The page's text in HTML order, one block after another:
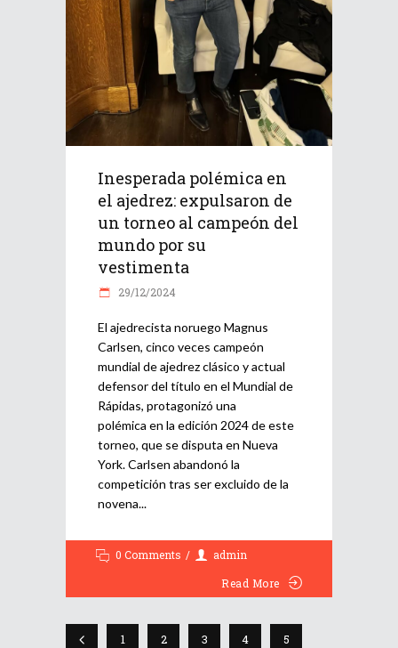
Inesperada polémica en
el ajedrez: expulsaron de
un torneo al campeón del
mundo por su
vestimenta
29/12/2024
El ajedrecista noruego Magnus
Carlsen, cinco veces campeón
mundial de ajedrez clásico y actual
defensor del título en el Mundial de
Rápidas, protagonizó una
polémica en la edición 2024 de este
torneo, que se disputa en Nueva
York. Carlsen abandonó la
competición tras ser excluido de la
novena
0 Comments
admin
Read More
1 2 3 4 5